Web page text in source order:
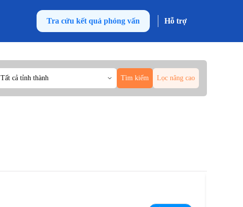
Tra cứu kết quả phỏng vấn Hỗ trợ
Tất cả tỉnh thành Tìm kiếm Lọc nâng cao